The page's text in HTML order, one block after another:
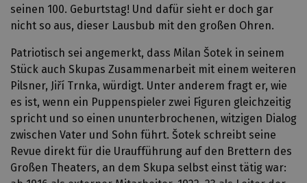
seinen 100. Geburtstag! Und dafür sieht er doch gar
nicht so aus, dieser Lausbub mit den großen Ohren.
Patriotisch sei angemerkt, dass Milan Šotek in seinem
Stück auch Skupas Zusammenarbeit mit einem weiteren
Pilsner, Jiří Trnka, würdigt. Unter anderem fragt er, wie
es ist, wenn ein Puppenspieler zwei Figuren gleichzeitig
spricht und so einen ununterbrochenen, witzigen Dialog
zwischen Vater und Sohn führt. Šotek schreibt seine
Revue direkt für die Uraufführung auf den Brettern des
Großen Theaters, an dem Skupa selbst einst tätig war: